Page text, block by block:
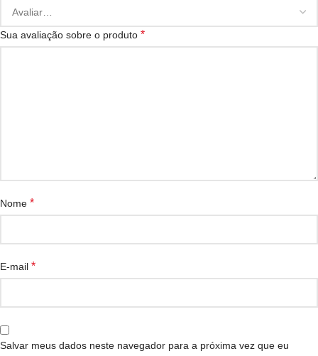
Sua avaliação sobre o produto *
Nome *
E-mail *
Salvar meus dados neste navegador para a próxima vez que eu